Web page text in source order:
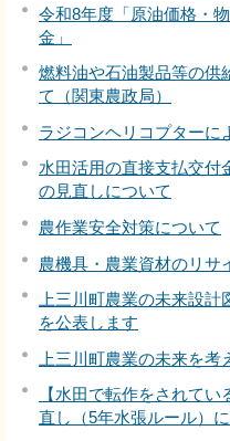
令和8年度「原油価格・
金」
燃料油や石油製品等の供
て（関東農政局）
ラジコンヘリコプターに
水田活用の直接支払交付
の見直しについて
農作業安全対策について
農機具・農業資材のリサ
上三川町農業の未来設
を公表します
上三川町農業の未来を
【水田で転作をされて
直し（5年水張ルール）